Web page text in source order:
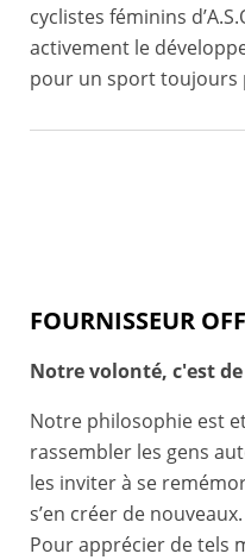
cyclistes féminins
activement le
pour un sport toujours
FOURNISSEUR
Notre volonté, c'est
Notre philosophie est
rassembler les gens
les inviter à se
s’en créer de nouveaux.
Pour apprécier de tels